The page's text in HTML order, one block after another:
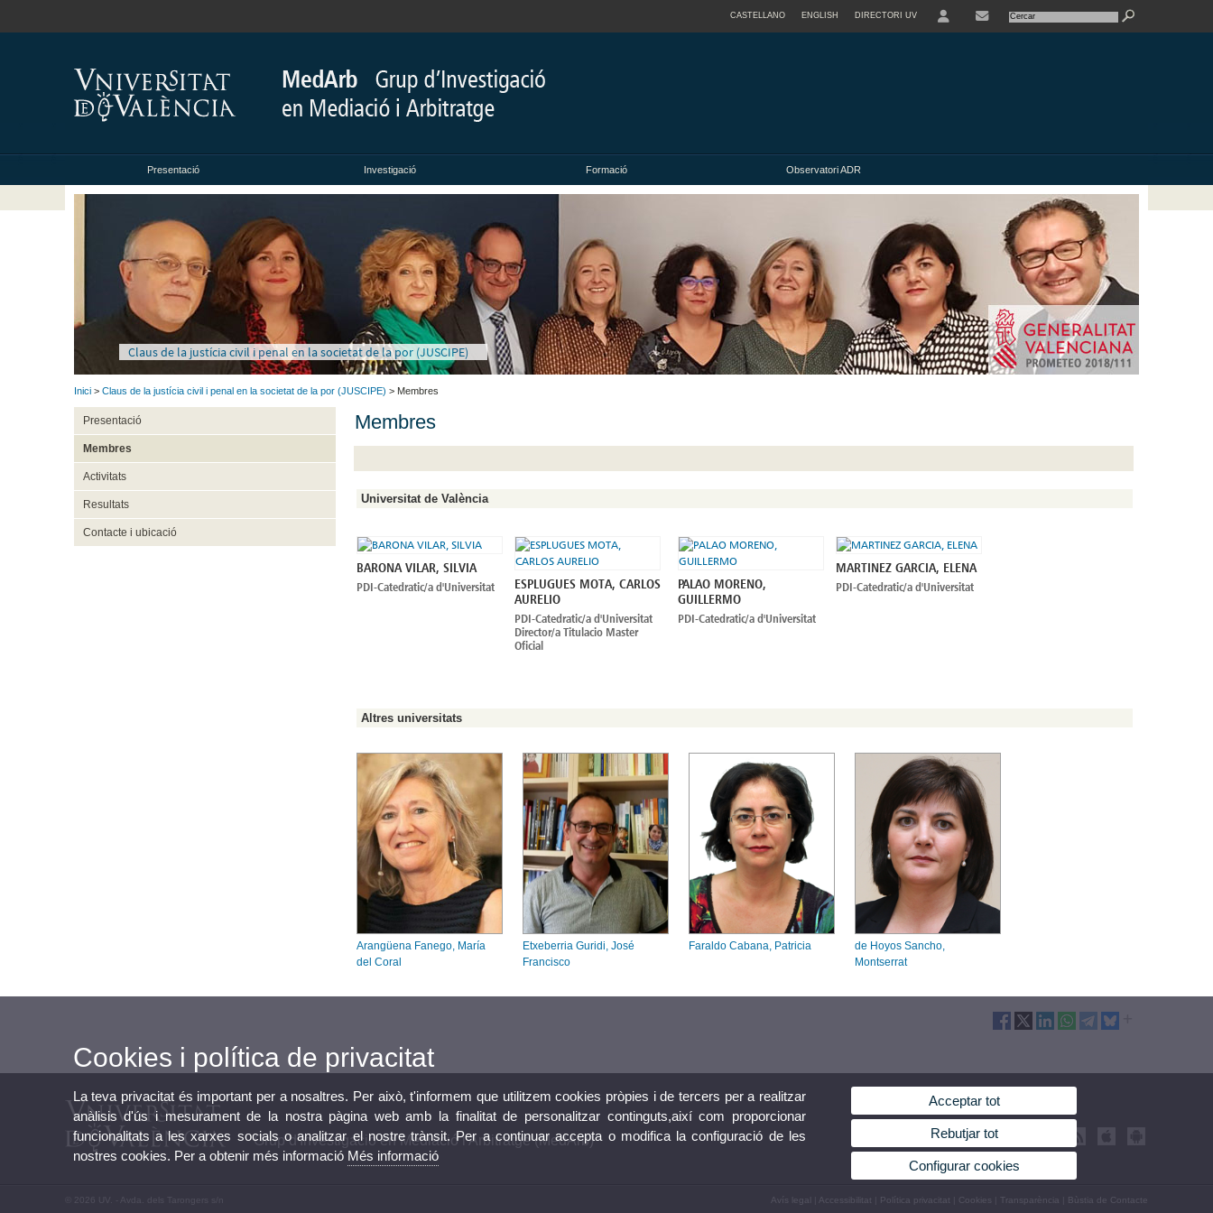
CASTELLANO ENGLISH DIRECTORI UV
Presentació Investigació Formació Observatori ADR
Claus de la justícia civil i penal en la societat de la por (JUSCIPE)
Inici > Claus de la justícia civil i penal en la societat de la por (JUSCIPE) > Membres
Presentació
Membres
Activitats
Resultats
Contacte i ubicació
Membres
Universitat de València
BARONA VILAR, SILVIA
PDI-Catedratic/a d'Universitat
ESPLUGUES MOTA, CARLOS
AURELIO
PDI-Catedratic/a d'Universitat
Director/a Titulacio Master
Oficial
PALAO MORENO,
GUILLERMO
PDI-Catedratic/a d'Universitat
MARTINEZ GARCIA, ELENA
PDI-Catedratic/a d'Universitat
Altres universitats
Arangüena Fanego, María
del Coral
Etxeberria Guridi, José
Francisco
Faraldo Cabana, Patricia
de Hoyos Sancho,
Montserrat
Grup d'Investigació en Mediació i Arbitratge (MedArb)
© 2026 UV. - Avda. dels Tarongers s/n Avís legal Accessibilitat Política privacitat Cookies Transparència Bùstia de Contacte
Cookies i política de privacitat
La teva privacitat és important per a nosaltres. Per això, t'informem que utilitzem cookies pròpies i de tercers per a realitzar
anàlisis d'ús i mesurament de la nostra pàgina web amb la finalitat de personalitzar continguts,així com proporcionar
funcionalitats a les xarxes socials o analitzar el nostre trànsit. Per a continuar accepta o modifica la configuració de les
nostres cookies. Per a obtenir més informació Més informació
Acceptar tot
Rebutjar tot
Configurar cookies